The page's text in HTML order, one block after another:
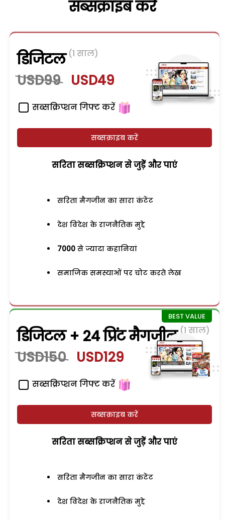
सब्सक्राइब करें
डिजिटल (1 साल)
USD99 USD49
सब्सक्रिप्शन गिफ्ट करें
सब्सक्राइब करें
सरिता सब्सक्रिप्शन से जुड़ेें और पाएं
सरिता मैगजीन का सारा कंटेंट
देश विदेश के राजनैतिक मुद्दे
7000 से ज्यादा कहानियां
समाजिक समस्याओं पर चोट करते लेख
डिजिटल + 24 प्रिंट मैगजीन (1 साल)
USD150 USD129
सब्सक्रिप्शन गिफ्ट करें
सब्सक्राइब करें
सरिता सब्सक्रिप्शन से जुड़ेें और पाएं
सरिता मैगजीन का सारा कंटेंट
देश विदेश के राजनैतिक मुद्दे